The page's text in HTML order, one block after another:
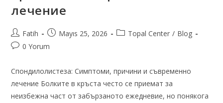
лечение
Fatih Mayıs 25, 2026 Topal Center / Blog
0 Yorum
Спондилолистеза: Симптоми, причини и съвременно
лечение Болките в кръста често се приемат за
неизбежна част от забързаното ежедневие, но понякога